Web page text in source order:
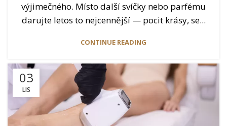
výjimečného. Místo další svíčky nebo parfému
darujte letos to nejcennější — pocit krásy, se...
CONTINUE READING
03
LIS